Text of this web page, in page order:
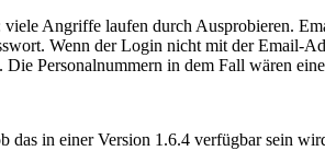
Angriffe laufen durch Ausprobieren.
Wenn der Login nicht mit der Email-
Die Personalnummern in dem Fall wären
das in einer Version 1.6.4 verfügbar sein